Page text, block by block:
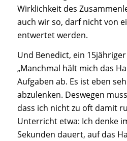
Wirklichkeit des
auch wir so, darf nicht von
entwertet werden.
Und Benedict, ein
„Manchmal hält mich das
Aufgaben ab. Es ist eben
abzulenken. Deswegen
dass ich nicht zu oft damit
Unterricht etwa: Ich denke
Sekunden dauert, auf das